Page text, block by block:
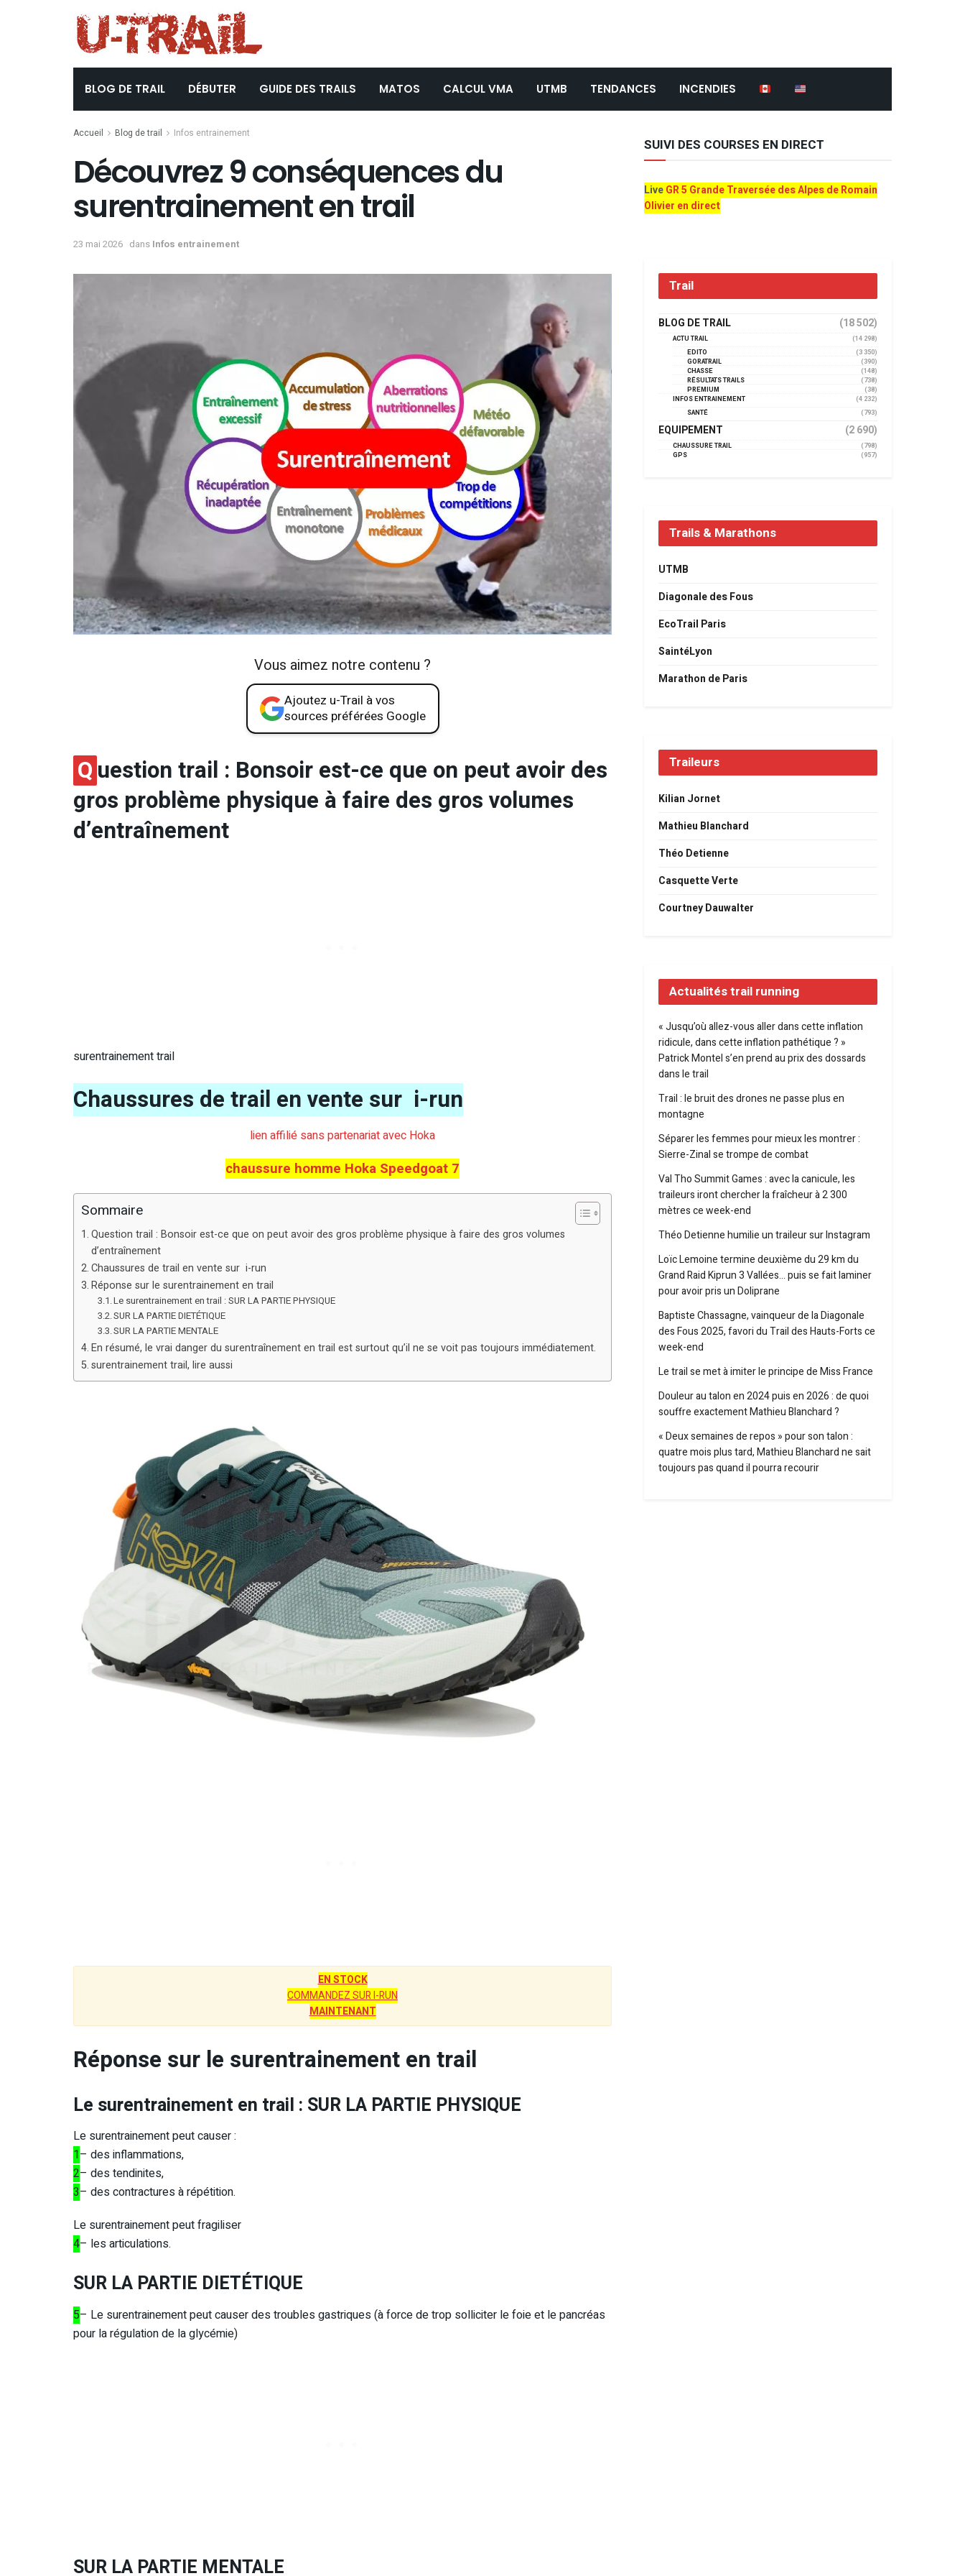
BLOG DE TRAIL DÉBUTER GUIDE DES TRAILS MATOS CALCUL VMA UTMB TENDANCES INCENDIES
Accueil Blog de trail Infos entrainement
Découvrez 9 conséquences du
surentrainement en trail
23 mai 2026 dans Infos entrainement
Vous aimez notre contenu ?
Ajoutez u-Trail à vos
sources préférées Google
Question trail : Bonsoir est-ce que on peut avoir des
gros problème physique à faire des gros volumes
d’entraînement
surentrainement trail
Chaussures de trail en vente sur i-run
lien affilié sans partenariat avec Hoka
chaussure homme Hoka Speedgoat 7
Sommaire
Question trail : Bonsoir est-ce que on peut avoir des gros problème physique à faire des gros volumes
d’entraînement
Chaussures de trail en vente sur i-run
Réponse sur le surentrainement en trail
Le surentrainement en trail : SUR LA PARTIE PHYSIQUE
SUR LA PARTIE DIETÉTIQUE
SUR LA PARTIE MENTALE
En résumé, le vrai danger du surentraînement en trail est surtout qu’il ne se voit pas toujours immédiatement.
surentrainement trail, lire aussi
EN STOCK
COMMANDEZ SUR I-RUN
MAINTENANT
Réponse sur le surentrainement en trail
Le surentrainement en trail : SUR LA PARTIE PHYSIQUE
Le surentrainement peut causer :
1– des inflammations,
2– des tendinites,
3– des contractures à répétition.
Le surentrainement peut fragiliser
4– les articulations.
SUR LA PARTIE DIETÉTIQUE
5– Le surentrainement peut causer des troubles gastriques (à force de trop solliciter le foie et le pancréas
pour la régulation de la glycémie)
SUR LA PARTIE MENTALE
SUIVI DES COURSES EN DIRECT
LiveGR 5 Grande Traversée des Alpes de Romain
Olivier en direct
Trail
BLOG DE TRAIL (18 502)
ACTU TRAIL
(14 298)
EDITO
(3 350)
GORATRAIL
(390)
CHASSE
(148)
RÉSULTATS TRAILS
(738)
PREMIUM
(38)
INFOS ENTRAINEMENT
(4 232)
SANTÉ
(793)
EQUIPEMENT (2 690)
CHAUSSURE TRAIL
(798)
GPS
(957)
Trails & Marathons
UTMB
Diagonale des Fous
EcoTrail Paris
SaintéLyon
Marathon de Paris
Traileurs
Kilian Jornet
Mathieu Blanchard
Théo Detienne
Casquette Verte
Courtney Dauwalter
Actualités trail running
« Jusqu’où allez-vous aller dans cette inflation
ridicule, dans cette inflation pathétique ? »
Patrick Montel s’en prend au prix des dossards
dans le trail
Trail : le bruit des drones ne passe plus en
montagne
Séparer les femmes pour mieux les montrer :
Sierre-Zinal se trompe de combat
Val Tho Summit Games : avec la canicule, les
traileurs iront chercher la fraîcheur à 2 300
mètres ce week-end
Théo Detienne humilie un traileur sur Instagram
Loïc Lemoine termine deuxième du 29 km du
Grand Raid Kiprun 3 Vallées… puis se fait laminer
pour avoir pris un Doliprane
Baptiste Chassagne, vainqueur de la Diagonale
des Fous 2025, favori du Trail des Hauts-Forts ce
week-end
Le trail se met à imiter le principe de Miss France
Douleur au talon en 2024 puis en 2026 : de quoi
souffre exactement Mathieu Blanchard ?
« Deux semaines de repos » pour son talon :
quatre mois plus tard, Mathieu Blanchard ne sait
toujours pas quand il pourra recourir